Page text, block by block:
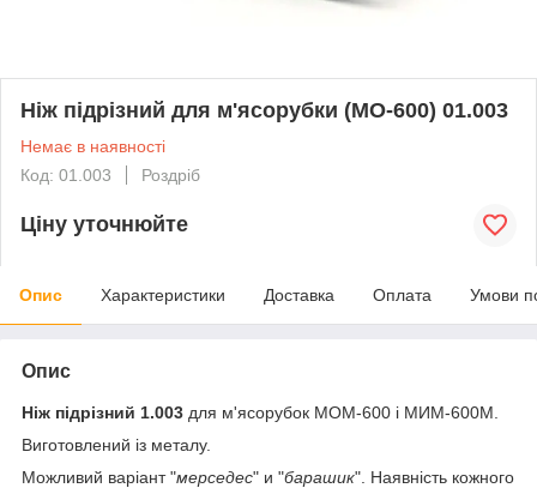
Ніж підрізний для м'ясорубки (МО-600) 01.003
Немає в наявності
Код: 01.003
Роздріб
Ціну уточнюйте
Опис Характеристики Доставка Оплата Умови
Опис
Ніж підрізний 1.003 для м'ясорубок МОМ-600 і МИМ-600М.
Виготовлений із металу.
Можливий варіант "мерседес" и "барашик". Наявність кожного